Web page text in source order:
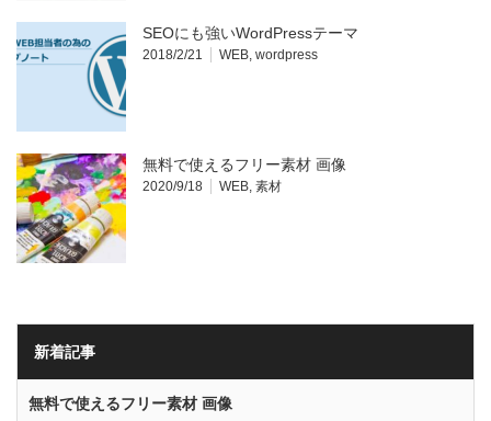
SEOにも強いWordPressテーマ
2018/2/21 WEB wordpress
無料で使えるフリー素材 画像
2020/9/18 WEB 素材
新着記事
無料で使えるフリー素材 画像